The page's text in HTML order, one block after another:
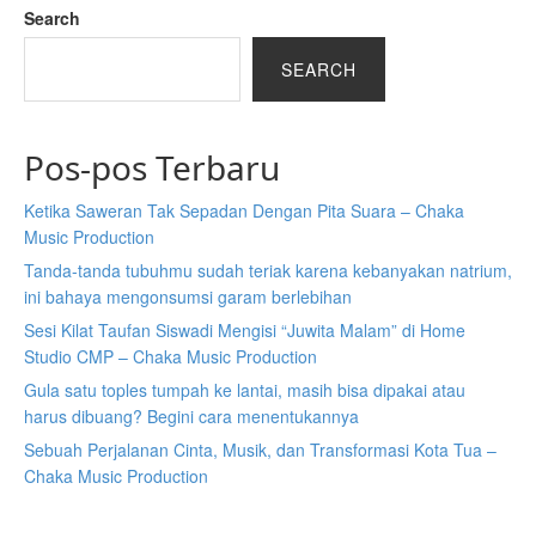
Search
SEARCH
Pos-pos Terbaru
Ketika Saweran Tak Sepadan Dengan Pita Suara – Chaka
Music Production
Tanda-tanda tubuhmu sudah teriak karena kebanyakan natrium,
ini bahaya mengonsumsi garam berlebihan
Sesi Kilat Taufan Siswadi Mengisi “Juwita Malam” di Home
Studio CMP – Chaka Music Production
Gula satu toples tumpah ke lantai, masih bisa dipakai atau
harus dibuang? Begini cara menentukannya
Sebuah Perjalanan Cinta, Musik, dan Transformasi Kota Tua –
Chaka Music Production